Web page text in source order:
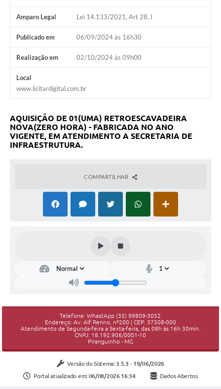
Amparo Legal Lei 14.133/2021, Art 28, I
Publicado em 06/09/2024 às 16h30
Realização em 02/10/2024 às 09h00
Local
www.licitardigital.com.br
AQUISIÇÃO DE 01(UMA) RETROESCAVADEIRA
NOVA(ZERO HORA) - FABRICADA NO ANO
VIGENTE, EM ATENDIMENTO A SECRETARIA DE
INFRAESTRUTURA.
COMPARTILHAR
Telefone: WhastApp (35) 99809-3052
Endereço: Av: Alf Renno, nº200 | CEP: 37508-000
Atendimento de Segunda-feira a Sexta-feira, das 08h às 16h 30min.
CNPJ: 18.192.906/0001-10
Piranguinho - MG
Versão do Sistema: 3.5.3 - 19/06/2026
Portal atualizado em: 06/08/2026 16:34 Dados Abertos